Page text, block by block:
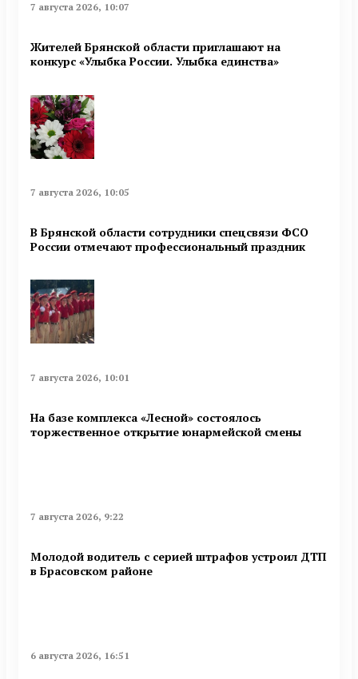
7 августа 2026, 10:07
Жителей Брянской области приглашают на
конкурс «Улыбка России. Улыбка единства»
7 августа 2026, 10:05
В Брянской области сотрудники спецсвязи ФСО
России отмечают профессиональный праздник
7 августа 2026, 10:01
На базе комплекса «Лесной» состоялось
торжественное открытие юнармейской смены
7 августа 2026, 9:22
Молодой водитель с серией штрафов устроил ДТП
в Брасовском районе
6 августа 2026, 16:51